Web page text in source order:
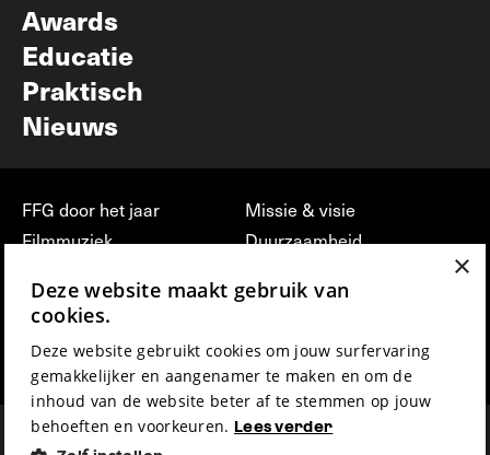
Awards
Educatie
Praktisch
Nieuws
FFG door het jaar
Filmmuziek
Press & Industry
Film Fest Friends
Missie & visie
Duurzaamheid
vrijwilligerswerk bij FFG
Privacy & Disclaimer
×
Deze website maakt gebruik van
cookies.
Deze website gebruikt cookies om jouw surfervaring
gemakkelijker en aangenamer te maken en om de
inhoud van de website beter af te stemmen op jouw
behoeften en voorkeuren. Lees verder